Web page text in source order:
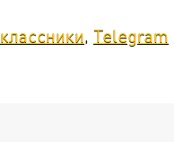
Telegram